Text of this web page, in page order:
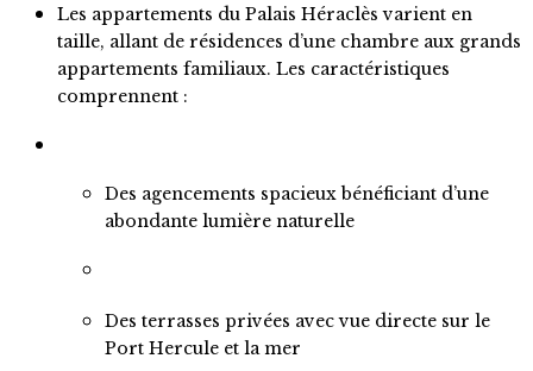
Les appartements du Palais Héraclès varient en
taille, allant de résidences d’une chambre aux grands
appartements familiaux. Les caractéristiques
comprennent :
Des agencements spacieux bénéficiant d’une
abondante lumière naturelle
Des terrasses privées avec vue directe sur le
Port Hercule et la mer